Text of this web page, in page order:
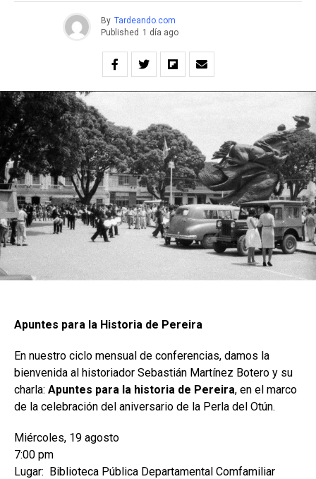
By Tardeando.com
Published 1 día ago
Apuntes para la Historia de Pereira
En nuestro ciclo mensual de conferencias, damos la
bienvenida al historiador Sebastián Martínez Botero y su
charla: Apuntes para la historia de Pereira, en el marco
de la celebración del aniversario de la Perla del Otún.
Miércoles, 19 agosto
7:00 pm
Lugar: Biblioteca Pública Departamental Comfamiliar